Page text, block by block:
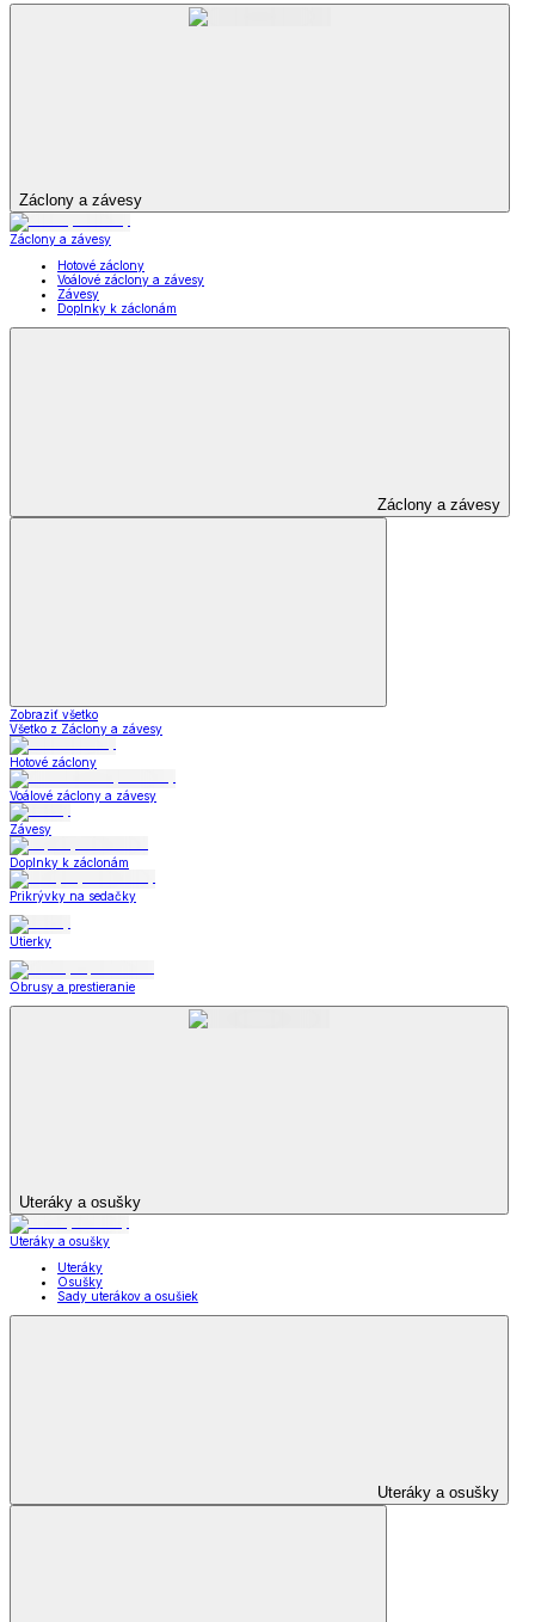
Záclony a závesy
Záclony a závesy
Hotové záclony
Voálové záclony a závesy
Závesy
Doplnky k záclonám
Záclony a závesy
Zobraziť všetko
Všetko z Záclony a závesy
Hotové záclony
Voálové záclony a závesy
Závesy
Doplnky k záclonám
Prikrývky na sedačky
Utierky
Obrusy a prestieranie
Uteráky a osušky
Uteráky a osušky
Uteráky
Osušky
Sady uterákov a osušiek
Uteráky a osušky